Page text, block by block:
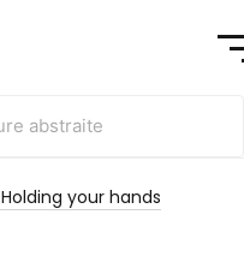
Holding your hands